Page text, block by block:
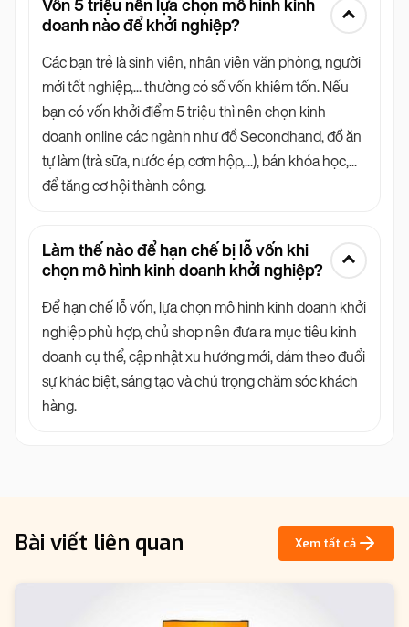
Vốn 5 triệu nên lựa chọn mô hình kinh
doanh nào để khởi nghiệp?
Các bạn trẻ là sinh viên, nhân viên văn phòng, người
mới tốt nghiệp,... thường có số vốn khiêm tốn. Nếu
bạn có vốn khởi điểm 5 triệu thì nên chọn kinh
doanh online các ngành như đồ Secondhand, đồ ăn
tự làm (trà sữa, nước ép, cơm hộp,...), bán khóa học,...
để tăng cơ hội thành công.
Làm thế nào để hạn chế bị lỗ vốn khi
chọn mô hình kinh doanh khởi nghiệp?
Để hạn chế lỗ vốn, lựa chọn mô hình kinh doanh khởi
nghiệp phù hợp, chủ shop nên đưa ra mục tiêu kinh
doanh cụ thể, cập nhật xu hướng mới, dám theo đuổi
sự khác biệt, sáng tạo và chú trọng chăm sóc khách
hàng.
Bài viết liên quan Xem tất cả